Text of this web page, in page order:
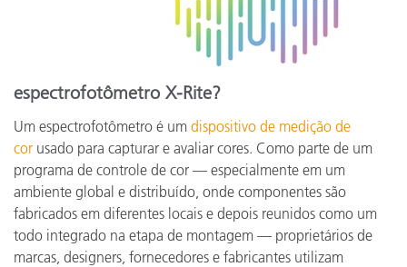
espectrofotômetro X-Rite?
Um espectrofotômetro é um dispositivo de medição de
cor usado para capturar e avaliar cores. Como parte de um
programa de controle de cor — especialmente em um
ambiente global e distribuído, onde componentes são
fabricados em diferentes locais e depois reunidos como um
todo integrado na etapa de montagem — proprietários de
marcas, designers, fornecedores e fabricantes utilizam